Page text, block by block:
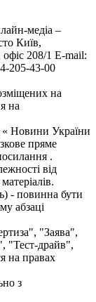
медіа –
Київ,
208/1 E-mail:
205-43-00
на
на
« Новини України
пряме
.
від
- повинна бути
абзаці
"Заява",
"Тест-драйв",
на правах
з